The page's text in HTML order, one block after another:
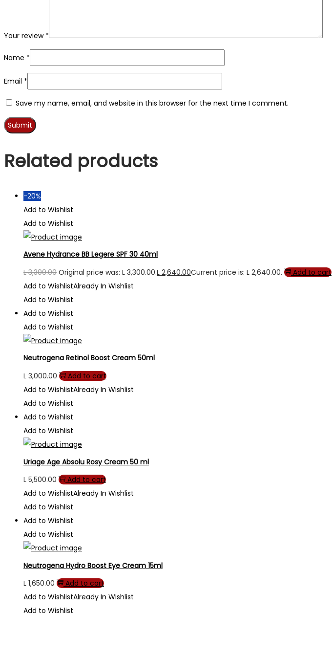
Your review *
Name *
Email *
Save my name, email, and website in this browser for the next time I comment.
Related products
-20%
Add to Wishlist
Add to Wishlist
Avene Hydrance BB Legere SPF 30 40ml
L3,300.00 Original price was: L 3,300.00.L 2,640.00Current price is: L 2,640.00.
Add to cart
Add to WishlistAlready In Wishlist
Add to Wishlist
Add to Wishlist
Add to Wishlist
Neutrogena Retinol Boost Cream 50ml
L 3,000.00
Add to cart
Add to WishlistAlready In Wishlist
Add to Wishlist
Add to Wishlist
Add to Wishlist
Uriage Age Absolu Rosy Cream 50 ml
L 5,500.00
Add to cart
Add to WishlistAlready In Wishlist
Add to Wishlist
Add to Wishlist
Add to Wishlist
Neutrogena Hydro Boost Eye Cream 15ml
L 1,650.00
Add to cart
Add to WishlistAlready In Wishlist
Add to Wishlist